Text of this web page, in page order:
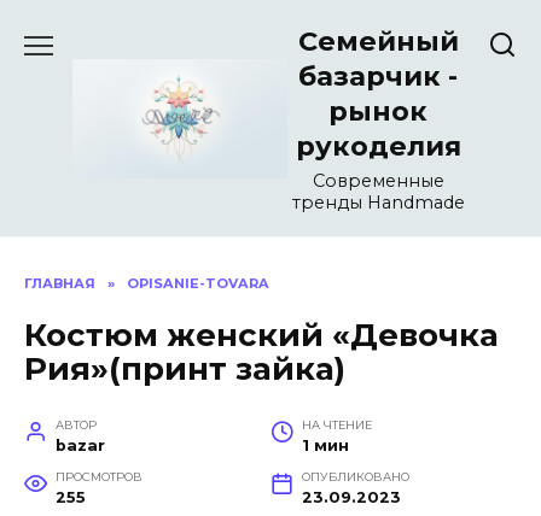
Семейный
базарчик -
рынок
рукоделия
Современные
тренды Handmade
ГЛАВНАЯ » OPISANIE-TOVARA
Костюм женский «Девочка
Рия»(принт зайка)
АВТОР
bazar
НА ЧТЕНИЕ
1 мин
ПРОСМОТРОВ
255
ОПУБЛИКОВАНО
23.09.2023